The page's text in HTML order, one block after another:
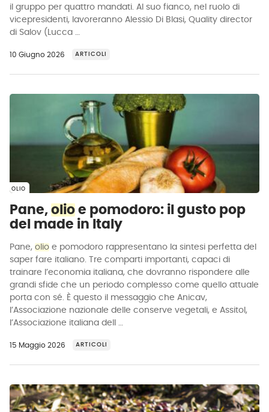
il gruppo per quattro mandati. Al suo fianco, nel ruolo di
vicepresidenti, lavoreranno Alessio Di Blasi, Quality director
di Salov (Lucca …
10 Giugno 2026 ARTICOLI
OLIO
Pane, olio e pomodoro: il gusto pop
del made in Italy
Pane, olio e pomodoro rappresentano la sintesi perfetta del
saper fare italiano. Tre comparti importanti, capaci di
trainare l’economia italiana, che dovranno rispondere alle
grandi sfide che un periodo complesso come quello attuale
porta con sé. È questo il messaggio che Anicav,
l’Associazione nazionale delle conserve vegetali, e Assitol,
l’Associazione italiana dell …
15 Maggio 2026 ARTICOLI